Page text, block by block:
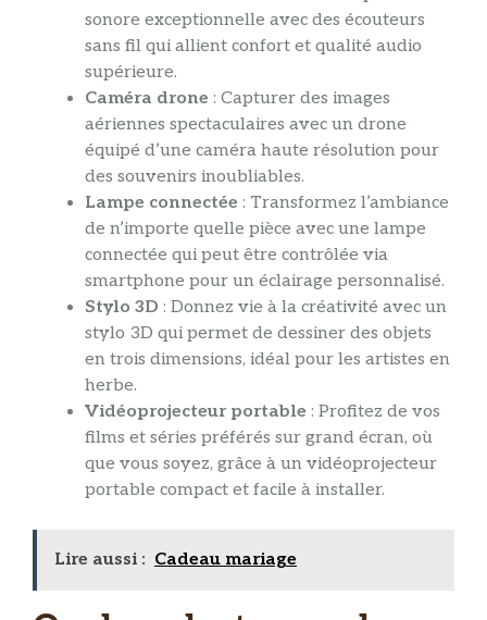
sonore exceptionnelle avec des écouteurs
sans fil qui allient confort et qualité audio
supérieure.
Caméra drone : Capturer des images
aériennes spectaculaires avec un drone
équipé d’une caméra haute résolution pour
des souvenirs inoubliables.
Lampe connectée : Transformez l’ambiance
de n’importe quelle pièce avec une lampe
connectée qui peut être contrôlée via
smartphone pour un éclairage personnalisé.
Stylo 3D : Donnez vie à la créativité avec un
stylo 3D qui permet de dessiner des objets
en trois dimensions, idéal pour les artistes en
herbe.
Vidéoprojecteur portable : Profitez de vos
films et séries préférés sur grand écran, où
que vous soyez, grâce à un vidéoprojecteur
portable compact et facile à installer.
Lire aussi : Cadeau mariage